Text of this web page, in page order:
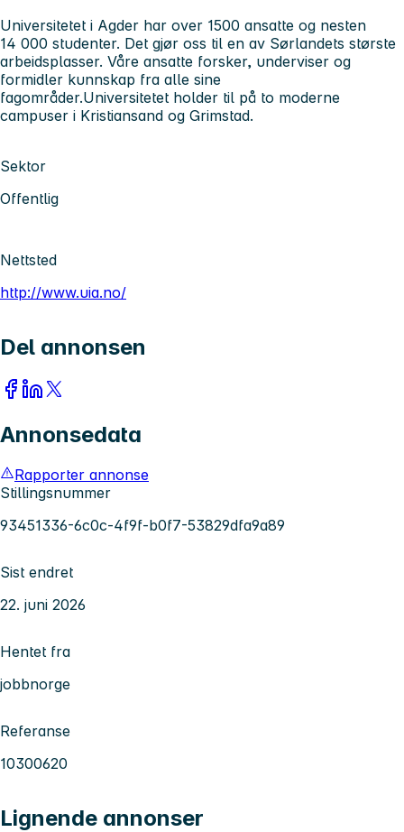
Universitetet i Agder har over 1500 ansatte og nesten
14 000 studenter. Det gjør oss til en av Sørlandets største
arbeidsplasser. Våre ansatte forsker, underviser og
formidler kunnskap fra alle sine
fagområder.Universitetet holder til på to moderne
campuser i Kristiansand og Grimstad.
Sektor
Offentlig
Nettsted
http://www.uia.no/
Del annonsen
Annonsedata
Rapporter annonse
Stillingsnummer
93451336-6c0c-4f9f-b0f7-53829dfa9a89
Sist endret
22. juni 2026
Hentet fra
jobbnorge
Referanse
10300620
Lignende annonser